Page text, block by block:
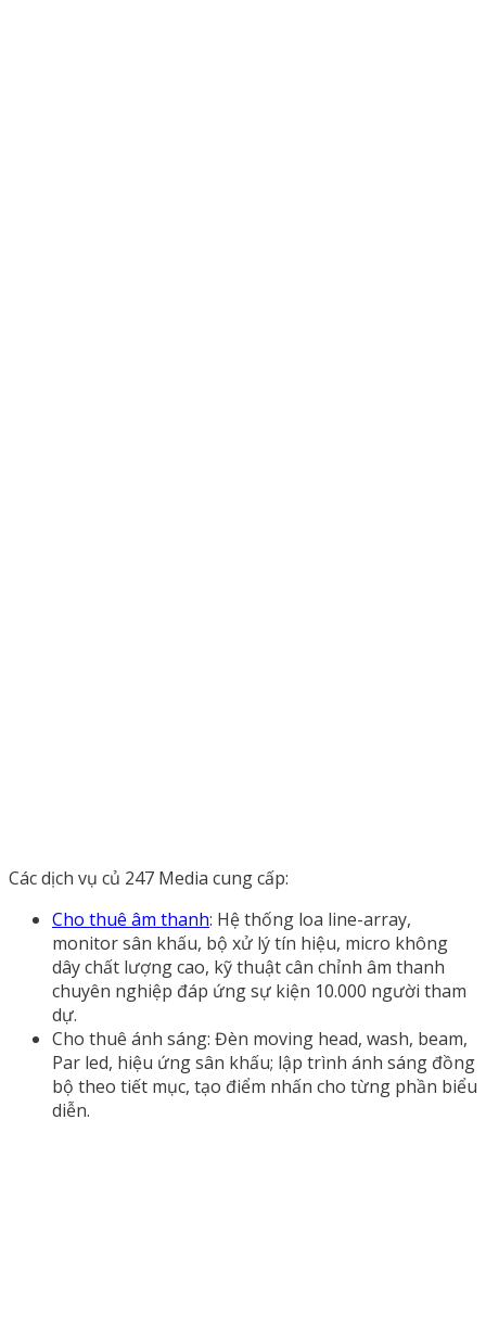
Các dịch vụ củ 247 Media cung cấp:
Cho thuê âm thanh: Hệ thống loa line-array,
monitor sân khấu, bộ xử lý tín hiệu, micro không
dây chất lượng cao, kỹ thuật cân chỉnh âm thanh
chuyên nghiệp đáp ứng sự kiện 10.000 người tham
dự.
Cho thuê ánh sáng: Đèn moving head, wash, beam,
Par led, hiệu ứng sân khấu; lập trình ánh sáng đồng
bộ theo tiết mục, tạo điểm nhấn cho từng phần biểu
diễn.